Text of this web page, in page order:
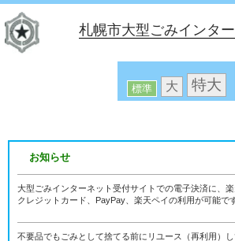
札幌市大型ごみインタ
標準 大 特大
お知らせ
大型ごみインターネット受付サイトでの電子決済に、楽
クレジットカード、PayPay、楽天ペイの利用が可能で
不要品でもごみとして捨てる前にリユース（再利用）し